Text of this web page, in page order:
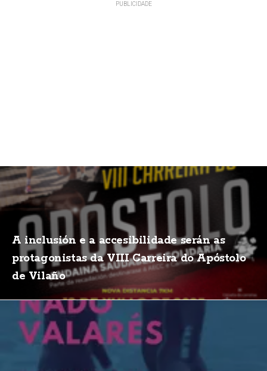
A inclusión e a accesibilidade serán as
protagonistas da VIII Carreira do Apóstolo
de Vilaño